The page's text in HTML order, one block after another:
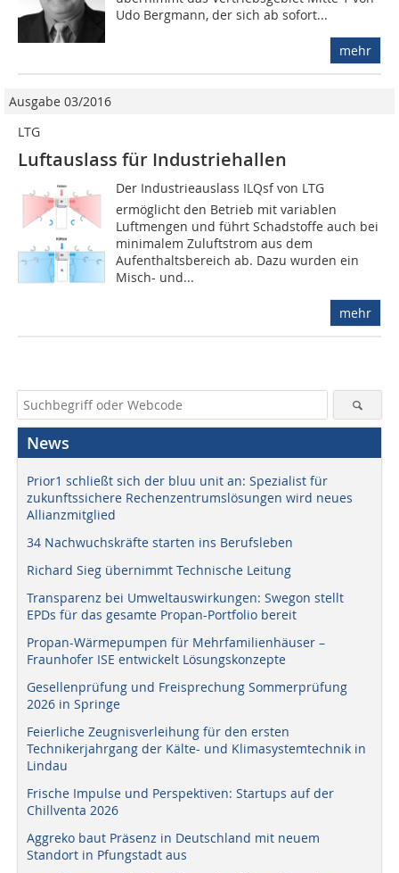
Udo Bergmann, der sich ab sofort...
mehr
Ausgabe 03/2016
LTG
Luftauslass für Industriehallen
Der Industrieauslass ILQsf von LTG
ermöglicht den Betrieb mit variablen
Luftmengen und führt Schadstoffe auch bei
minimalem Zuluftstrom aus dem
Aufenthaltsbereich ab. Dazu wurden ein
Misch- und...
mehr
News
Prior1 schließt sich der bluu unit an: Spezialist für
zukunftssichere Rechenzentrumslösungen wird neues
Allianzmitglied
34 Nachwuchskräfte starten ins Berufsleben
Richard Sieg übernimmt Technische Leitung
Transparenz bei Umweltauswirkungen: Swegon stellt
EPDs für das gesamte Propan-Portfolio bereit
Propan-Wärmepumpen für Mehrfamilienhäuser –
Fraunhofer ISE entwickelt Lösungskonzepte
Gesellenprüfung und Freisprechung Sommerprüfung
2026 in Springe
Feierliche Zeugnisverleihung für den ersten
Technikerjahrgang der Kälte- und Klimasystemtechnik in
Lindau
Frische Impulse und Perspektiven: Startups auf der
Chillventa 2026
Aggreko baut Präsenz in Deutschland mit neuem
Standort in Pfungstadt aus